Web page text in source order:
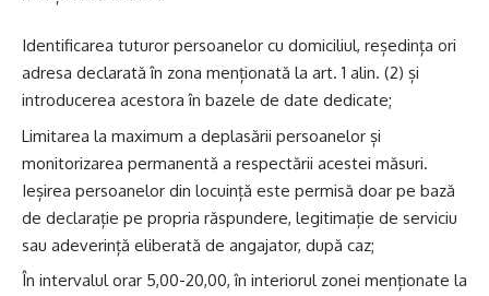
Identificarea tuturor persoanelor cu domiciliul, reședința ori
adresa declarată în zona menționată la art. 1 alin. (2) și
introducerea acestora în bazele de date dedicate;
Limitarea la maximum a deplasării persoanelor și
monitorizarea permanentă a respectării acestei măsuri.
Ieșirea persoanelor din locuință este permisă doar pe bază
de declarație pe propria răspundere, legitimație de serviciu
sau adeverință eliberată de angajator, după caz;
În intervalul orar 5,00-20,00, în interiorul zonei menționate la